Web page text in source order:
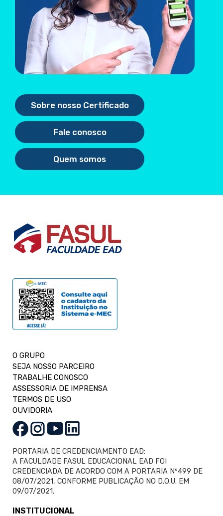
Sobre nosso Certificado
Fale conosco
Quem somos
O GRUPO
SEJA NOSSO PARCEIRO
TRABALHE CONOSCO
ASSESSORIA DE IMPRENSA
TERMOS DE USO
OUVIDORIA
PORTARIA DE CREDENCIAMENTO EAD:
A FACULDADE FASUL EDUCACIONAL EAD FOI
CREDENCIADA DE ACORDO COM A PORTARIA Nº499 DE
08/07/2021, CONFORME PUBLICAÇÃO NO D.O.U. EM
09/07/2021.
INSTITUCIONAL